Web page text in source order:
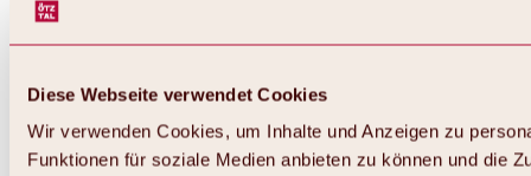
Diese Webseite verwendet Cookies
Wir verwenden Cookies, um Inhalte und Anzeigen zu
Funktionen für soziale Medien anbieten zu können und die